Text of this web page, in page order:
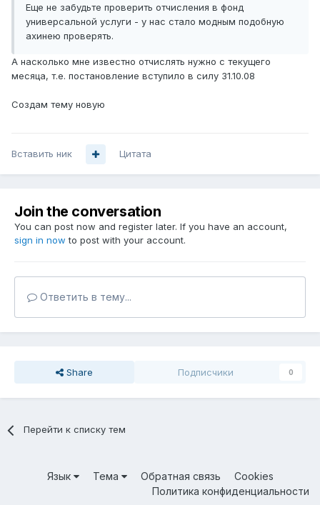
Еще не забудьте проверить отчисления в фонд
универсальной услуги - у нас стало модным подобную
ахинею проверять.
А насколько мне известно отчислять нужно с текущего
месяца, т.е. постановление вступило в силу 31.10.08
Создам тему новую
Вставить ник Цитата
Join the conversation
You can post now and register later. If you have an account,
sign in now to post with your account.
Ответить в тему...
Share Подписчики 0
Перейти к списку тем
Язык Тема Обратная связь
Cookies
Политика конфиденциальности